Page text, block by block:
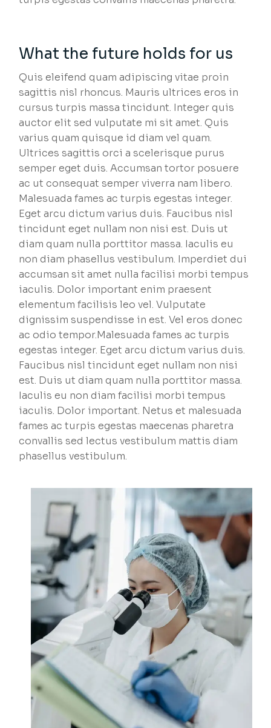
What the future holds for us
Quis eleifend quam adipiscing vitae proin
sagittis nisl rhoncus. Mauris ultrices eros in
cursus turpis massa tincidunt. Integer quis
auctor elit sed vulputate mi sit amet. Quis
varius quam quisque id diam vel quam.
Ultrices sagittis orci a scelerisque purus
semper eget duis. Accumsan tortor posuere
ac ut consequat semper viverra nam libero.
Malesuada fames ac turpis egestas integer.
Eget arcu dictum varius duis. Faucibus nisl
tincidunt eget nullam non nisi est. Duis ut
diam quam nulla porttitor massa. Iaculis eu
non diam phasellus vestibulum. Imperdiet dui
accumsan sit amet nulla facilisi morbi tempus
iaculis. Dolor important enim praesent
elementum facilisis leo vel. Vulputate
dignissim suspendisse in est. Vel eros donec
ac odio tempor.Malesuada fames ac turpis
egestas integer. Eget arcu dictum varius duis.
Faucibus nisl tincidunt eget nullam non nisi
est. Duis ut diam quam nulla porttitor massa.
Iaculis eu non diam facilisi morbi tempus
iaculis. Dolor important. Netus et malesuada
fames ac turpis egestas maecenas pharetra
convallis sed lectus vestibulum mattis diam
phasellus vestibulum.